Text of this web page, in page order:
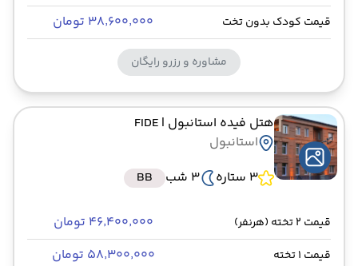
قیمت کودک بدون تخت ۳۸٬۶۰۰٬۰۰۰ تومان
مشاوره و رزرو رایگان
هتل فیده استانبول | FIDE
استانبول
3 ستاره
3 شب BB
قیمت 2 تخته (هرنفر) ۴۶٬۴۰۰٬۰۰۰ تومان
قیمت 1 تخته ۵۸٬۳۰۰٬۰۰۰ تومان